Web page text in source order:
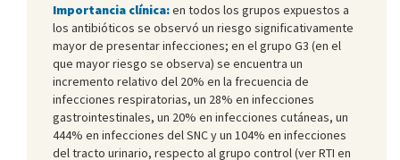
Importancia clínica:en todos los grupos expuestos a
los antibióticos se observó un riesgo significativamente
mayor de presentar infecciones; en el grupo G3 (en el
que mayor riesgo se observa) se encuentra un
incremento relativo del 20% en la frecuencia de
infecciones respiratorias, un 28% en infecciones
gastrointestinales, un 20% en infecciones cutáneas, un
444% en infecciones del SNC y un 104% en infecciones
del tracto urinario, respecto al grupo control (ver RTI en